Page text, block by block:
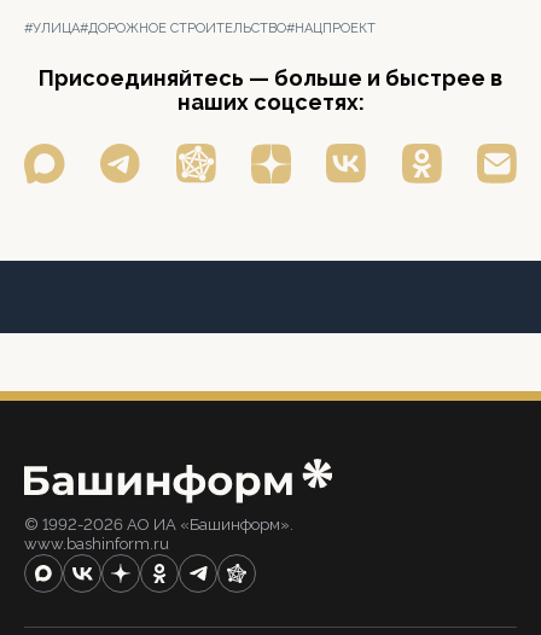
#УЛИЦА#ДОРОЖНОЕ СТРОИТЕЛЬСТВО#НАЦПРОЕКТ
Присоединяйтесь — больше и быстрее в
наших соцсетях:
© 1992-2026 АО ИА «Башинформ».
www.bashinform.ru